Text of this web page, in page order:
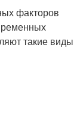
факторов
такие виды